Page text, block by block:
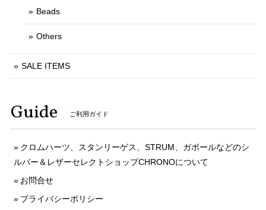
Beads
Others
SALE ITEMS
Guide ご利用ガイド
クロムハーツ、スタンリーゲス、STRUM、ガボールなどのシ
ルバー＆レザーセレクトショップCHRONOについて
お問合せ
プライバシーポリシー